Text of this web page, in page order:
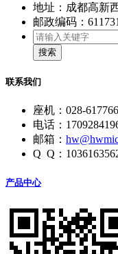
地址：成都高新
邮政编码：611731
搜索
联系我们
座机：028-
电话：
邮箱：
Q Q：
产品中心